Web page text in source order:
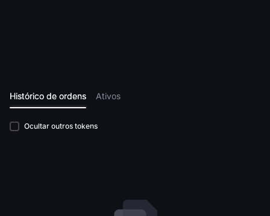
Histórico de ordens Ativos
Ocultar outros tokens